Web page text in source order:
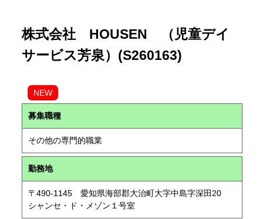
株式会社 HOUSEN （児童デイ
サービス芳泉）(S260163)
NEW
募集職種
その他の専門的職業
勤務地
〒490-1145 愛知県海部郡大治町大字中島字深田20
シャンセ・ド・メゾン１号室